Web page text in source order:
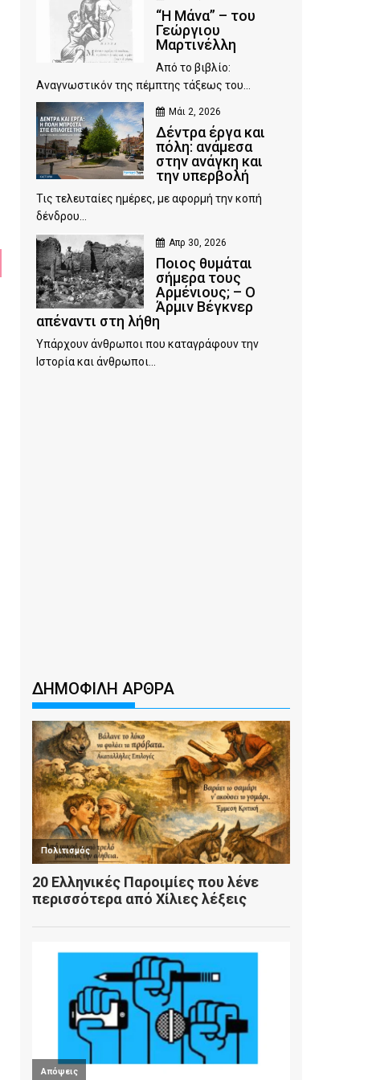
“Η Μάνα” – του
Γεώργιου
Μαρτινέλλη
Από το βιβλίο:
Αναγνωστικόν της πέμπτης τάξεως του...
Μάι 2, 2026
Δέντρα έργα και
πόλη: ανάμεσα
στην ανάγκη και
την υπερβολή
Τις τελευταίες ημέρες, με αφορμή την κοπή
δένδρου...
Απρ 30, 2026
Ποιος θυμάται
σήμερα τους
Αρμένιους; – Ο
Άρμιν Βέγκνερ
απέναντι στη λήθη
Υπάρχουν άνθρωποι που καταγράφουν την
Ιστορία και άνθρωποι...
ΔΗΜΟΦΙΛΗ ΑΡΘΡΑ